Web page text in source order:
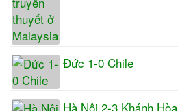
Đức 1-0 Chile
Hà Nội 2-3 Khánh Hòa